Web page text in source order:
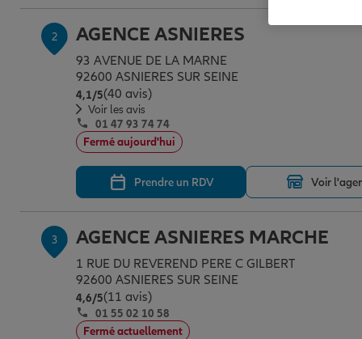
2 AGENCE ASNIERES
93 AVENUE DE LA MARNE
92600 ASNIERES SUR SEINE
4,1/5Note de 4.1 sur 5
(40 avis)
Voir les avis
01 47 93 74 74
Fermé aujourd'hui
Prendre un RDV Voir
3 AGENCE ASNIERES MARCHE
1 RUE DU REVEREND PERE C GILBERT
92600 ASNIERES SUR SEINE
4,6/5Note de 4.6 sur 5
(11 avis)
01 55 02 10 58
Fermé actuellement